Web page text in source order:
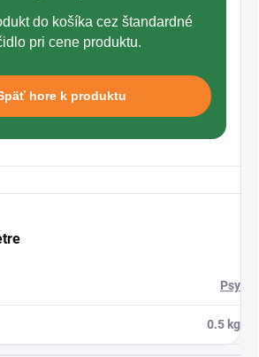
do košíka cez štandardné
pri cene produktu.
hore k produktu
Psy
0.5 kg